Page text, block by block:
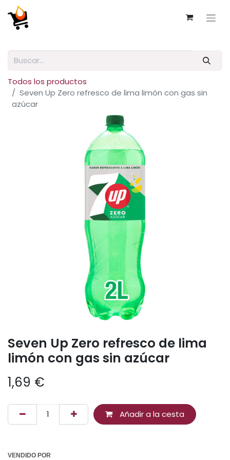
Todos los productos
Seven Up Zero refresco de lima limón con gas sin
azúcar
Seven Up Zero refresco de lima
limón con gas sin azúcar
1,69 €
Añadir a la cesta
VENDIDO POR